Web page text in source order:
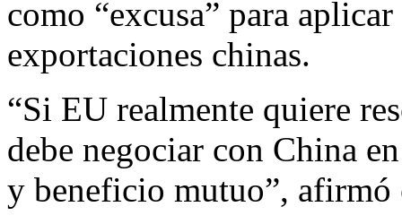
como “excusa” para
exportaciones chinas.
“Si EU realmente quiere
debe negociar con China
y beneficio mutuo”, afirmó